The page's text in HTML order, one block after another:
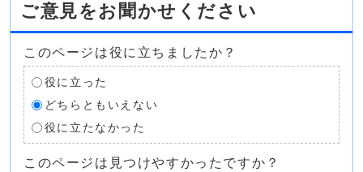
ご意見をお聞かせください
このページは役に立ちましたか？
役に立った
どちらともいえない
役に立たなかった
このページは見つけやすかったですか？